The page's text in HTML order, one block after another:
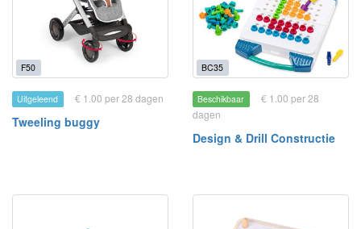
F50
Uitgeleend € 1.00 per 28 dagen
Tweeling buggy
BC35
Beschikbaar
€ 1.00 per 28
dagen
Design & Drill Constructie